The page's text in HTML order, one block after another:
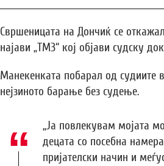
Свршеницата на Дончиќ се
најави „ТМЗ“ кој објави судску
Манекенката побарал од судиите
нејзиното барање без судење.
„Ја повлекувам мојата
децата со посебна
пријателски начин и